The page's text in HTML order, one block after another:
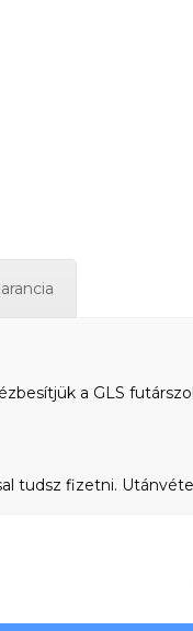
a GLS
tudsz fizetni.